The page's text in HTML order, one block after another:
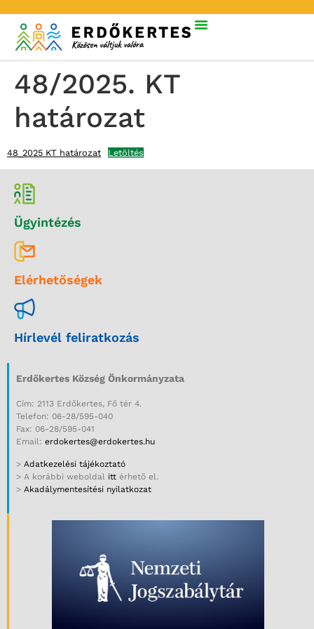
48/2025. KT
határozat
48_2025 KT határozat Letöltés
Ügyintézés
Elérhetőségek
Hírlevél feliratkozás
Erdőkertes Község Önkormányzata
Cím: 2113 Erdőkertes, Fő tér 4.
Telefon: 06-28/595-040
Fax: 06-28/595-041
Email: erdokertes@erdokertes.hu
> Adatkezelési tájékoztató
> A korábbi weboldal itt érhető el.
> Akadálymentesítési nyilatkozat